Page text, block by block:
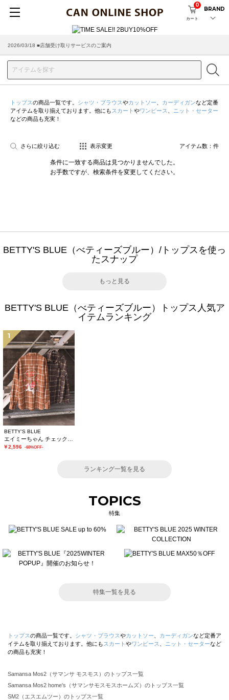
カート
0
BRAND
2026/03/18 ■店舗受け取りサービスのご案内
トップスの商品一覧です。 シャツ・ブラウスやカットソー カーディガンなど定番
アイテムを取り揃えております。他にも スカート やワンピース
ニット・セーター
などの商品も充実！
さらに絞り込む 表示変更 アイテム数： 件
条件に一致する商品は見つかりませんでした。
お手数ですが、検索条件を変更してください。
BETTY'S BLUE（べティーズブルー）/トップスを使っ
たスナップ
もっと見る
BETTY'S BLUE（べティーズブルー）トップス人気ア
イテムランキング
1
BETTY'S BLUE
￥2,596 -60%OFF-
ランキング一覧を見る
TOPICS
特集
特集一覧を見る
トップスの商品一覧です。 シャツ・ブラウスやカットソー カーディガンなど定番ア
イテムを取り揃えております。他にも スカート やワンピース ニット・セーターなど
の商品も充実！
Samansa Mos2（サマンサ モスモス）のトップス一覧
Samansa Mos2 home's（サマンサモスモスホームズ）のトップス一覧
SM2（エスエムツー）のトップス一覧